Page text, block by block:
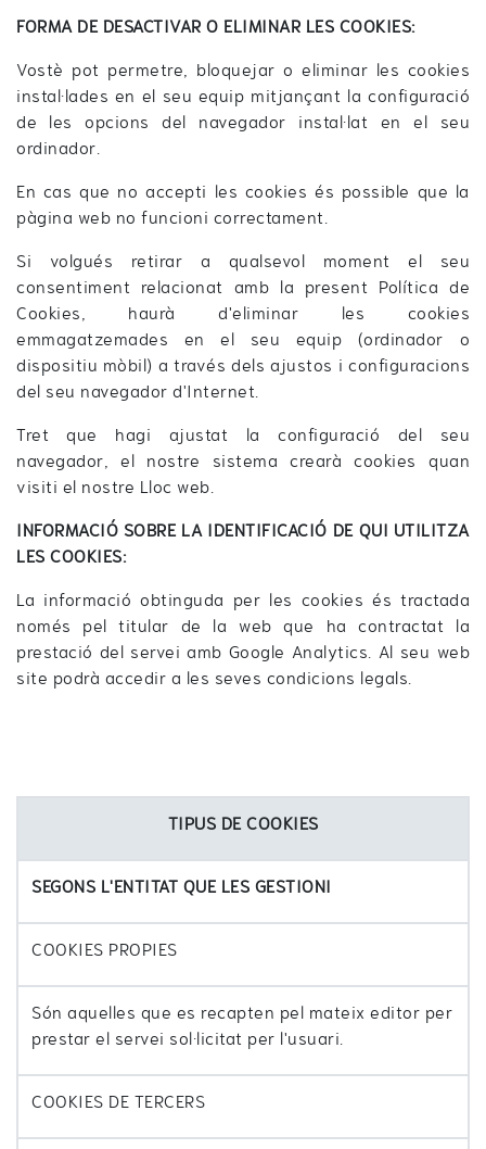
FORMA DE DESACTIVAR O ELIMINAR LES COOKIES:
Vostè pot permetre, bloquejar o eliminar les cookies
instal·lades en el seu equip mitjançant la configuració
de les opcions del navegador instal·lat en el seu
ordinador.
En cas que no accepti les cookies és possible que la
pàgina web no funcioni correctament.
Si volgués retirar a qualsevol moment el seu
consentiment relacionat amb la present Política de
Cookies, haurà d'eliminar les cookies
emmagatzemades en el seu equip (ordinador o
dispositiu mòbil) a través dels ajustos i configuracions
del seu navegador d'Internet.
Tret que hagi ajustat la configuració del seu
navegador, el nostre sistema crearà cookies quan
visiti el nostre Lloc web.
INFORMACIÓ SOBRE LA IDENTIFICACIÓ DE QUI UTILITZA
LES COOKIES:
La informació obtinguda per les cookies és tractada
només pel titular de la web que ha contractat la
prestació del servei amb Google Analytics. Al seu web
site podrà accedir a les seves condicions legals.
TIPUS DE COOKIES
SEGONS L'ENTITAT QUE LES GESTIONI
COOKIES PROPIES
Són aquelles que es recapten pel mateix editor per
prestar el servei sol·licitat per l'usuari.
COOKIES DE TERCERS